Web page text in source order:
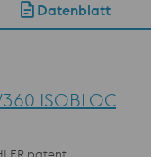
Datenblatt
ISOBLOC